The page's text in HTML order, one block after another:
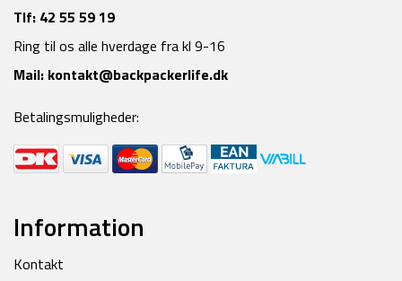
Tlf: 42 55 59 19
Ring til os alle hverdage fra kl 9-16
Mail: kontakt@backpackerlife.dk
Betalingsmuligheder:
Information
Kontakt